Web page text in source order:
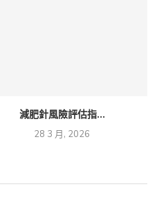
減肥針風險評估指...
28 3 月, 2026